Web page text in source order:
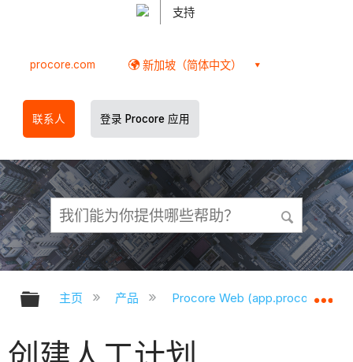
支持
procore.com 新加坡（简体中文）
联系人 登录 Procore 应用
扩展/隐缩全局层次
主页 产品 Procore Web